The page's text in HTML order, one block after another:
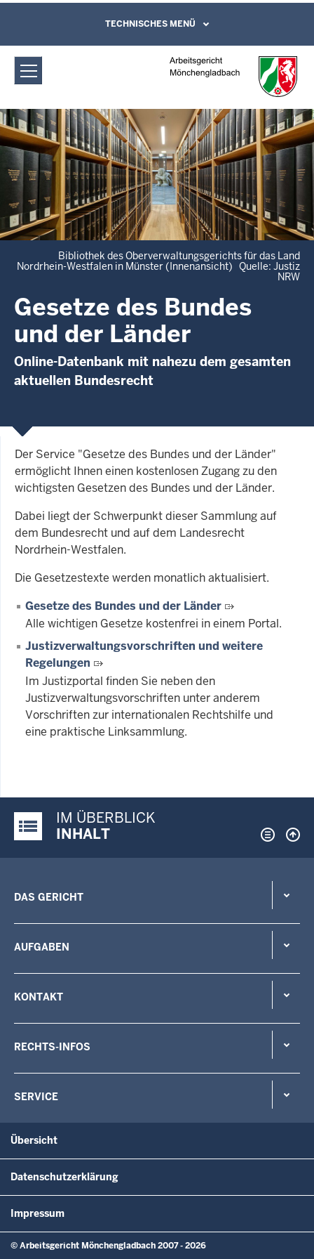
Arbeitsgericht Mönchengladbach:
Gesetze (Bund/Länder)
Direkt zum Inhalt
Leichte Sprache, Gebärdensprachenvideo
und Kontaktformular
TECHNISCHES MENÜ
Bibliothek des Oberverwaltungsgerichts für das Land
Nordrhein-Westfalen in Münster (Innenansicht) Quelle: Justiz
NRW
Gesetze des Bundes
und der Länder
Online-Datenbank mit nahezu dem gesamten
aktuellen Bundesrecht
Der Service "Gesetze des Bundes und der Länder"
ermöglicht Ihnen einen kostenlosen Zugang zu den
wichtigsten Gesetzen des Bundes und der Länder.
Dabei liegt der Schwerpunkt dieser Sammlung auf
dem Bundesrecht und auf dem Landesrecht
Nordrhein-Westfalen.
Die Gesetzestexte werden monatlich aktualisiert.
Gesetze des Bundes und der Länder
Alle wichtigen Gesetze kostenfrei in einem Portal.
Justizverwaltungsvorschriften und weitere
Regelungen
Im Justizportal finden Sie neben den
Justizverwaltungsvorschriften unter anderem
Vorschriften zur internationalen Rechtshilfe und
eine praktische Linksammlung.
Justiz-Portal im Überblick:
IM ÜBERBLICK
INHALT
DAS GERICHT
AUFGABEN
KONTAKT
RECHTS-INFOS
SERVICE
Übersicht
Datenschutzerklärung
Impressum
© Arbeitsgericht Mönchengladbach 2007 - 2026